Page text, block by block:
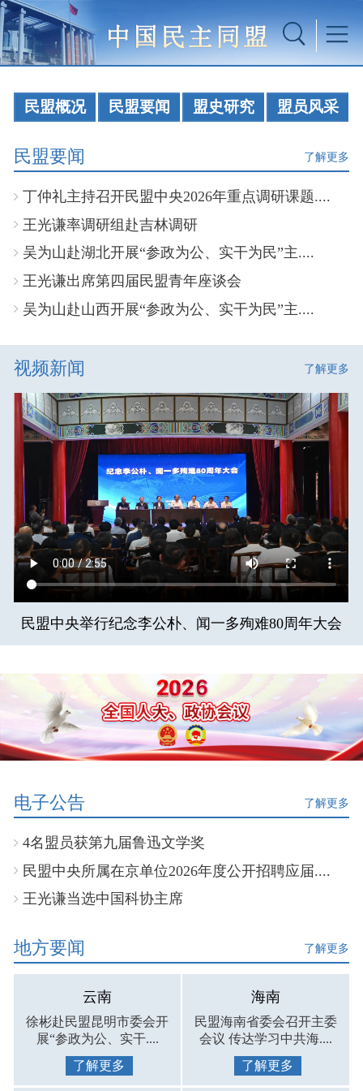
民盟概况 民盟要闻 盟史研究 盟员风采
民盟要闻 了解更多
丁仲礼主持召开民盟中央2026年重点调研课题....
王光谦率调研组赴吉林调研
吴为山赴湖北开展“参政为公、实干为民”主....
王光谦出席第四届民盟青年座谈会
吴为山赴山西开展“参政为公、实干为民”主....
视频新闻 了解更多
民盟中央举行纪念李公朴、闻一多殉难80周年大会
电子公告 了解更多
4名盟员获第九届鲁迅文学奖
民盟中央所属在京单位2026年度公开招聘应届....
王光谦当选中国科协主席
地方要闻 了解更多
云南
徐彬赴民盟昆明市委会开
展“参政为公、实干....
了解更多
海南
民盟海南省委会召开主委
会议 传达学习中共海....
了解更多